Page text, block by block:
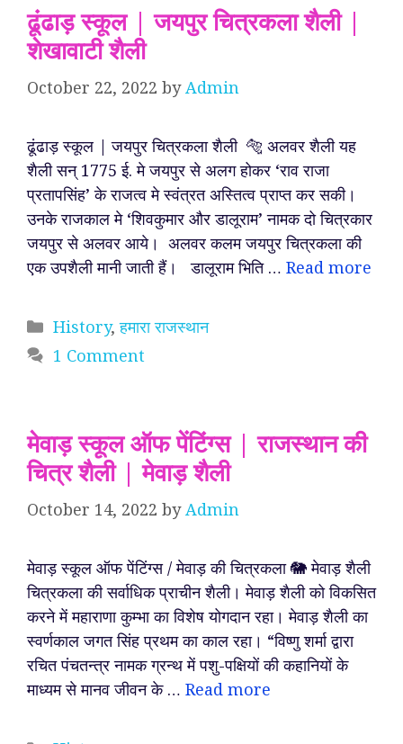
ढूंढाड़ स्कूल | जयपुर चित्रकला शैली |
शेखावाटी शैली
October 22, 2022 byAdmin
ढूंढाड़ स्कूल | जयपुर चित्रकला शैली 🐅 अलवर शैली यह
शैली सन् 1775 ई. मे जयपुर से अलग होकर ‘राव राजा
प्रतापसिंह’ के राजत्व मे स्वंत्रत अस्तित्व प्राप्त कर सकी।
उनके राजकाल मे ‘शिवकुमार और डालूराम’ नामक दो चित्रकार
जयपुर से अलवर आये। अलवर कलम जयपुर चित्रकला की
एक उपशैली मानी जाती हैं। डालूराम भिति … Read more
Categories
History,हमारा राजस्थान
1 Comment
मेवाड़ स्कूल ऑफ पेंटिंग्स | राजस्थान की
चित्र शैली | मेवाड़ शैली
October 14, 2022 byAdmin
मेवाड़ स्कूल ऑफ पेंटिंग्स / मेवाड़ की चित्रकला 🐘 मेवाड़ शैली
चित्रकला की सर्वाधिक प्राचीन शैली। मेवाड़ शैली को विकसित
करने में महाराणा कुम्भा का विशेष योगदान रहा। मेवाड़ शैली का
स्वर्णकाल जगत सिंह प्रथम का काल रहा। “विष्णु शर्मा द्वारा
रचित पंचतन्त्र नामक ग्रन्थ में पशु-पक्षियों की कहानियों के
माध्यम से मानव जीवन के … Read more